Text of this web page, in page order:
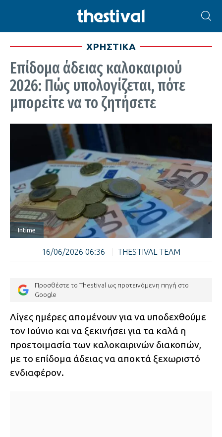
ΧΡΗΣΤΙΚΑ
Επίδομα άδειας καλοκαιριού
2026: Πώς υπολογίζεται, πότε
μπορείτε να το ζητήσετε
Intime
16/06/2026 06:36 THESTIVAL TEAM
Προσθέστε το Thestival ως προτεινόμενη πηγή στο
Google
Λίγες ημέρες απομένουν για να υποδεχθούμε
τον Ιούνιο και να ξεκινήσει για τα καλά η
προετοιμασία των καλοκαιρινών διακοπών,
με το επίδομα άδειας να αποκτά ξεχωριστό
ενδιαφέρον.